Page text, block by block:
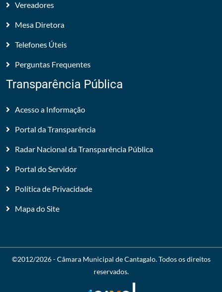
Vereadores
Mesa Diretora
Telefones Úteis
Perguntas Frequentes
Transparência Pública
Acesso a Informação
Portal da Transparência
Radar Nacional da Transparência Pública
Portal do Servidor
Política de Privacidade
Mapa do Site
©2012/2026 -Câmara Municipal de Cantagalo. Todos os direitos
reservados.